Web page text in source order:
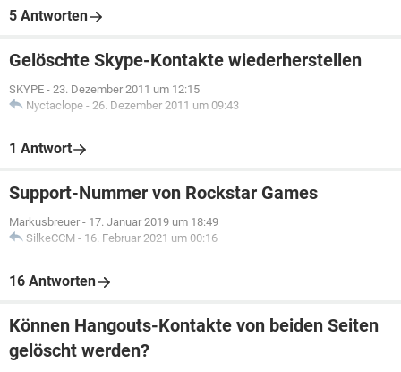
5 Antworten
Gelöschte Skype-Kontakte wiederherstellen
SKYPE - 23. Dezember 2011 um 12:15
Nyctaclope - 26. Dezember 2011 um 09:43
1 Antwort
Support-Nummer von Rockstar Games
Markusbreuer - 17. Januar 2019 um 18:49
SilkeCCM - 16. Februar 2021 um 00:16
16 Antworten
Können Hangouts-Kontakte von beiden Seiten
gelöscht werden?